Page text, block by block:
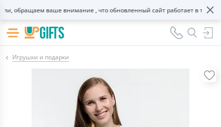
обращаем ваше внимание , что обновленный сайт работает в
Игрушки и подарки